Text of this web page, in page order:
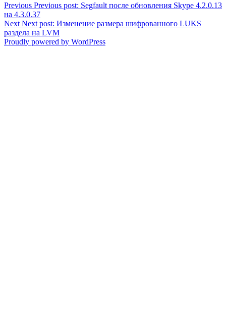
Previous Previous post: Segfault после обновления Skype 4.2.0.13
на 4.3.0.37
Next Next post: Изменение размера шифрованного LUKS
раздела на LVM
Proudly powered by WordPress